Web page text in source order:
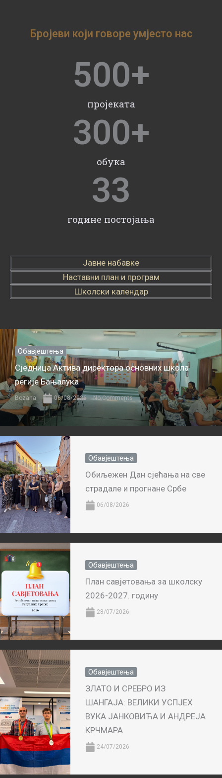
Бројеви који говоре умјесто нас
пројеката
500+
обука
300+
године постојања
33
Јавне набавке
Наставни план и програм
Школски календар
Обавјештења
Сједница Актива директора основних школа
регије Бањалука
Bozana 06/08/2026 No Comments
Обавјештења
Обиљежен Дан сјећања на све
страдале и прогнане Србе
06/08/2026
Обавјештења
План савјетовања за школску
2026-2027. годину
28/07/2026
Обавјештења
ЗЛАТО И СРЕБРО ИЗ
ШАНГАЈА: ВЕЛИКИ УСПЈЕХ
ВУКА ЈАНКОВИЋА И АНДРЕЈА
КРЧМАРА
24/07/2026